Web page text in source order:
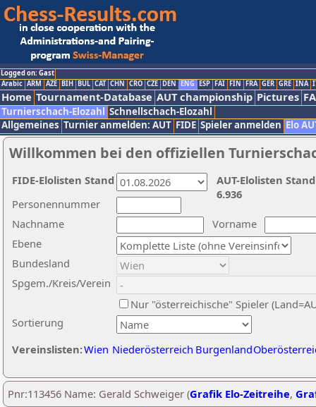
Logged on: Gast
Arabic ARM AZE BIH BUL CAT CHN CRO CZE DEN ENG ESP FAI FIN FRA GER GRE INA
Home Tournament-Database AUT championship Pictures
Turnierschach-Elozahl Schnellschach-Elozahl
Allgemeines Turnier anmelden: AUT FIDE Spieler anmelden Elo
Willkommen bei den offiziellen
Nachname
Vorname
Ebene
Sortierung
Personennummer
Bundesland
Spgem./Kreis/Verein
Nur "österreichische" Spieler
Vereinslisten:Wien Niederösterreich Burgenland
AUT-Elolisten
6.936
FIDE-Elolisten Stand
Pnr:113456 Name: Gerald Schweiger (Grafik Elo-Zeitreihe,